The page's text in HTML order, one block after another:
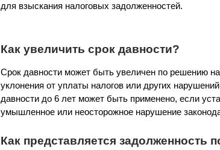
для взыскания налоговых задолженностей.
Как увеличить срок давности?
Срок давности может быть увеличен по решению
уклонения от уплаты налогов или других
давности до 6 лет может быть применено, если
умышленное или неосторожное нарушение
Как представляется задолженность